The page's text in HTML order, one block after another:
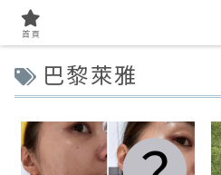
巴黎萊雅
首頁